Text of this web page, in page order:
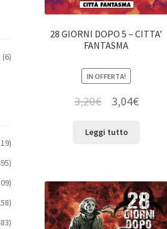
28 GIORNI DOPO 5 – CITTA’
FANTASMA
IN OFFERTA!
3,20€ 3,04€
Leggi tutto
(6)